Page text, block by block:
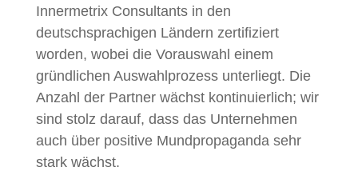
Innermetrix Consultants in den
deutschsprachigen Ländern zertifiziert
worden, wobei die Vorauswahl einem
gründlichen Auswahlprozess unterliegt. Die
Anzahl der Partner wächst kontinuierlich; wir
sind stolz darauf, dass das Unternehmen
auch über positive Mundpropaganda sehr
stark wächst.